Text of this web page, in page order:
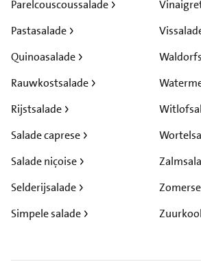
Parelcouscoussalade
Pastasalade
Quinoasalade
Rauwkostsalade
Rijstsalade
Salade caprese
Salade niçoise
Selderijsalade
Simpele salade